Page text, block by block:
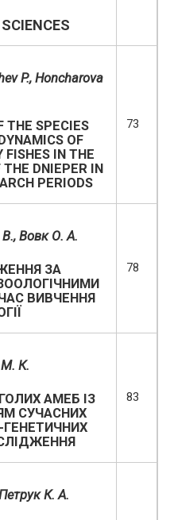
P., Honcharova
THE SPECIES
OF
FISHES IN THE
DNIEPER IN
PERIODS
73
Вовк О. А.
ЗА
ВИВЧЕННЯ
78
К.
АМЕБ ІЗ
СУЧАСНИХ
83
К. А.